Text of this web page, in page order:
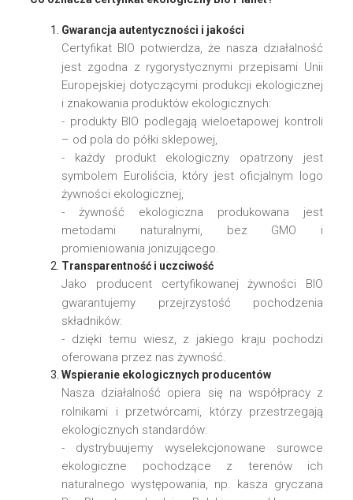
Gwarancja autentyczności i jakości
Certyfikat BIO potwierdza, że nasza działalność
jest zgodna z rygorystycznymi przepisami Unii
Europejskiej dotyczącymi produkcji ekologicznej
i znakowania produktów ekologicznych:
- produkty BIO podlegają wieloetapowej kontroli
– od pola do półki sklepowej,
- każdy produkt ekologiczny opatrzony jest
symbolem Euroliścia, który jest oficjalnym logo
żywności ekologicznej,
- żywność ekologiczna produkowana jest
metodami naturalnymi, bez GMO i
promieniowania jonizującego.
Transparentność i uczciwość
Jako producent certyfikowanej żywności BIO
gwarantujemy przejrzystość pochodzenia
składników:
- dzięki temu wiesz, z jakiego kraju pochodzi
oferowana przez nas żywność.
Wspieranie ekologicznych producentów
Nasza działalność opiera się na współpracy z
rolnikami i przetwórcami, którzy przestrzegają
ekologicznych standardów:
- dystrybuujemy wyselekcjonowane surowce
ekologiczne pochodzące z terenów ich
naturalnego występowania, np. kasza gryczana